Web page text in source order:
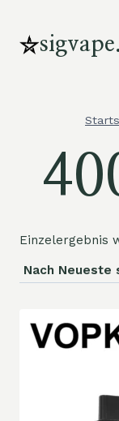
Inhalt
springen
Einzelergebnis